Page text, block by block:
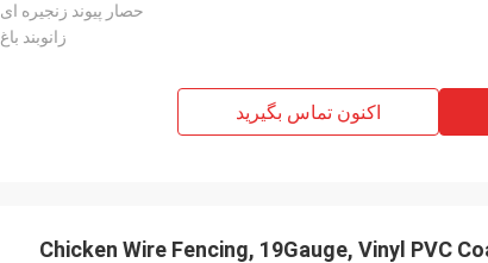
حصار پیوند زنجیره ای
زانوبند باغ
اکنون تماس بگیرید
Chicken Wire Fencing, 19Gauge, Vinyl PVC